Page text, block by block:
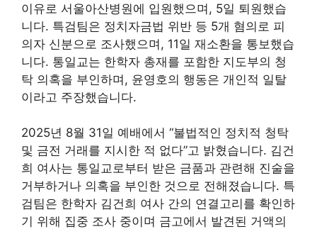
이유로 서울아산병원에 입원했으며, 5일 퇴원했습
니다. 특검팀은 정치자금법 위반 등 5개 혐의로 피
의자 신분으로 조사했으며, 11일 재소환을 통보했습
니다. 통일교는 한학자 총재를 포함한 지도부의 청
탁 의혹을 부인하며, 윤영호의 행동은 개인적 일탈
이라고 주장했습니다.
2025년 8월 31일 예배에서 “불법적인 정치적 청탁
및 금전 거래를 지시한 적 없다”고 밝혔습니다. 김건
희 여사는 통일교로부터 받은 금품과 관련해 진술을
거부하거나 의혹을 부인한 것으로 전해졌습니다. 특
검팀은 한학자 김건희 여사 간의 연결고리를 확인하
기 위해 집중 조사 중이며 금고에서 발견된 거액의